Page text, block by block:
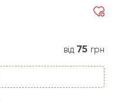
від 75 грн